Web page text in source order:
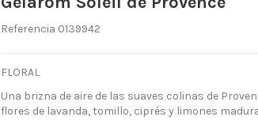
Referencia 0139942
FLORAL
Una brizna de aire de las suaves colinas de
flores de lavanda, tomillo, ciprés y limones